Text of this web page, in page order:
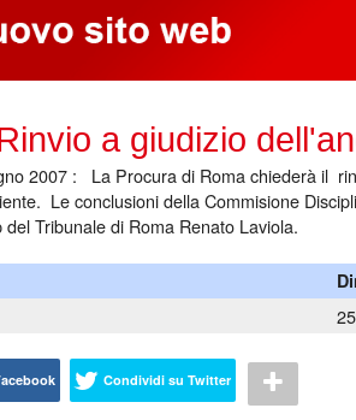
a giudizio
2007 : La Procura di Roma chiederà il
Le conclusioni della Commisione
Tribunale di Roma Renato Laviola.
Condividi su Twitter